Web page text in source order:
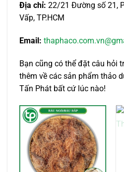
Địa chỉ: 22/21 Đường số 21,
Vấp, TP.HCM
Email:
Bạn cũng có thể đặt câu hỏi
thêm về các sản phẩm thảo
Tấn Phát bất cứ lúc nào!